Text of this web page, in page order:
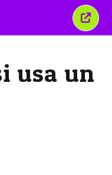
usa un